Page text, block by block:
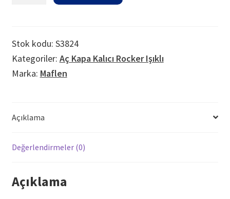
12v
Işıklı
Yuvarlak
adet
Stok kodu: S3824
Kategoriler: Aç Kapa Kalıcı Rocker Işıklı
Marka: Maflen
Açıklama
Değerlendirmeler (0)
Açıklama